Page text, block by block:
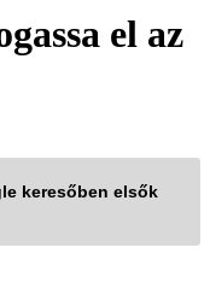
el az
keresőben elsők